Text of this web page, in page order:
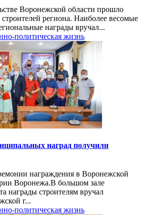
Воронежской области прошло
региона. Наиболее весомые
награды вручал...
политическая жизнь
наград получили
награждения в Воронежской
Воронежа.В большом зале
награды строителям вручал
г...
политическая жизнь